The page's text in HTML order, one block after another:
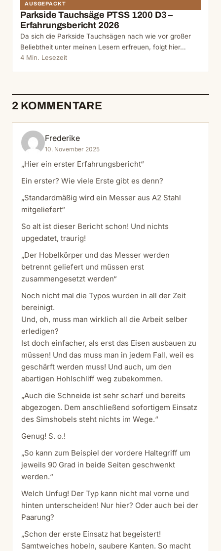
AUSGEPACKT
Parkside Tauchsäge PTSS 1200 D3 –
Erfahrungsbericht 2026
Da sich die Parkside Tauchsägen nach wie vor großer
Beliebtheit unter meinen Lesern erfreuen, folgt hier…
4 Min. Lesezeit
2 KOMMENTARE
Frederike
10. November 2025
„Hier ein erster Erfahrungsbericht“
Ein erster? Wie viele Erste gibt es denn?
„Standardmäßig wird ein Messer aus A2 Stahl
mitgeliefert“
So alt ist dieser Bericht schon! Und nichts
upgedatet, traurig!
„Der Hobelkörper und das Messer werden
betrennt geliefert und müssen erst
zusammengesetzt werden“
Noch nicht mal die Typos wurden in all der Zeit
bereinigt.
Und, oh, muss man wirklich all die Arbeit selber
erledigen?
Ist doch einfacher, als erst das Eisen ausbauen zu
müssen! Und das muss man in jedem Fall, weil es
geschärft werden muss! Und auch, um den
abartigen Hohlschliff weg zubekommen.
„Auch die Schneide ist sehr scharf und bereits
abgezogen. Dem anschließend sofortigem Einsatz
des Simshobels steht nichts im Wege.“
Genug! S. o.!
„So kann zum Beispiel der vordere Haltegriff um
jeweils 90 Grad in beide Seiten geschwenkt
werden.“
Welch Unfug! Der Typ kann nicht mal vorne und
hinten unterscheiden! Nur hier? Oder auch bei der
Paarung?
„Schon der erste Einsatz hat begeistert!
Samtweiches hobeln, saubere Kanten. So macht